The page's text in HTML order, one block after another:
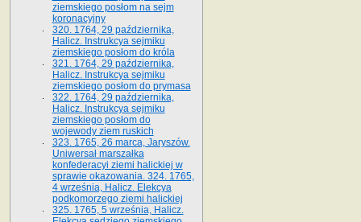
ziemskiego posłom na sejm
koronacyjny
320. 1764, 29 października,
Halicz. Instrukcya sejmiku
ziemskiego posłom do króla
321. 1764, 29 października,
Halicz. Instrukcya sejmiku
ziemskiego posłom do prymasa
322. 1764, 29 października,
Halicz. Instrukcya sejmiku
ziemskiego posłom do
wojewody ziem ruskich
323. 1765, 26 marca, Jaryszów.
Uniwersał marszałka
konfederacyi ziemi halickiej w
sprawie okazowania. 324. 1765,
4 września, Halicz. Elekcya
podkomorzego ziemi halickiej
325. 1765, 5 września, Halicz.